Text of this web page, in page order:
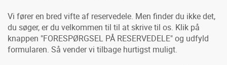
Vi fører en bred vifte af reservedele. Men finder du ikke det,
du søger, er du velkommen til til at skrive til os. Klik på
knappen "FORESPØRGSEL PÅ RESERVEDELE" og udfyld
formularen. Så vender vi tilbage hurtigst muligt.